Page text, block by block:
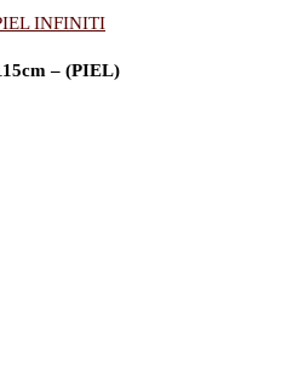
INFINITI
– (PIEL)